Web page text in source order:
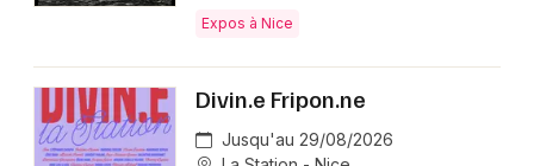
Expos à Nice
Divin.e Fripon.ne
Jusqu'au 29/08/2026